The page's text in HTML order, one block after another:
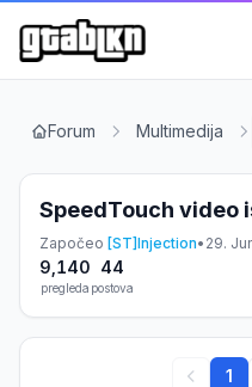
Forum Multimedija
SpeedTouch video
Započeo [ST]Injection• 29.
9,140
pregleda
44
postova
1